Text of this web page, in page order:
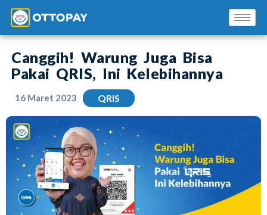
Canggih! Warung Juga Bisa
Pakai QRIS, Ini Kelebihannya
16 Maret 2023 QRIS
Solusi Kami
Blog
Promo Mitra